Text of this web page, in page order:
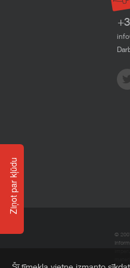
©
Ziņot par kļūdu